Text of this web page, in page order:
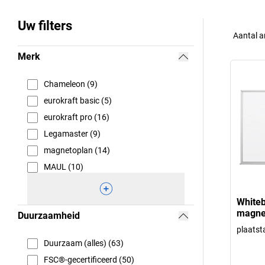
Uw filters
Merk
Chameleon (9)
eurokraft basic (5)
eurokraft pro (16)
Legamaster (9)
magnetoplan (14)
MAUL (10)
Duurzaamheid
Duurzaam (alles) (63)
FSC®-gecertificeerd (50)
Aantal